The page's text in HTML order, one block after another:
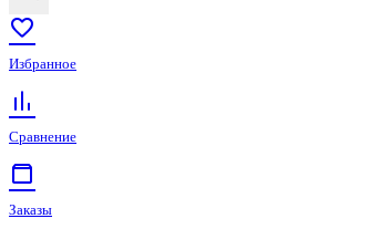
Избранное
Сравнение
Заказы